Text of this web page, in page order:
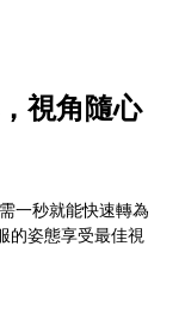
視角隨心
一秒就能快速轉為
的姿態享受最佳視